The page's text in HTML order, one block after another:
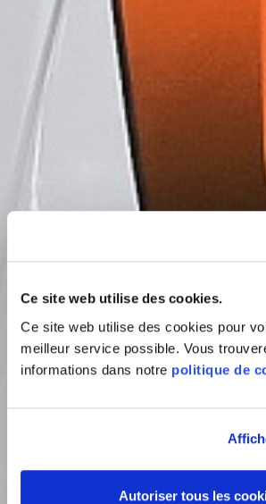
Ce site web utilise des cookies.
Ce site web utilise des cookies pour
meilleur service possible. Vous
informations dans notre politique de
Autoriser tous les